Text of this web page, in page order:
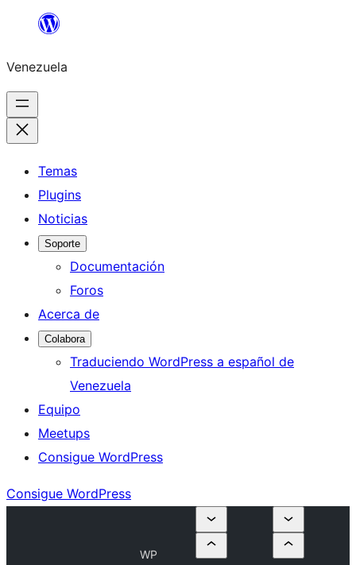
Saltar
contenido
Venezuela
Temas
Plugins
Noticias
Soporte
Documentación
Foros
Acerca de
Colabora
Traduciendo WordPress a español de
Venezuela
Equipo
Meetups
Consigue WordPress
Consigue WordPress
WP